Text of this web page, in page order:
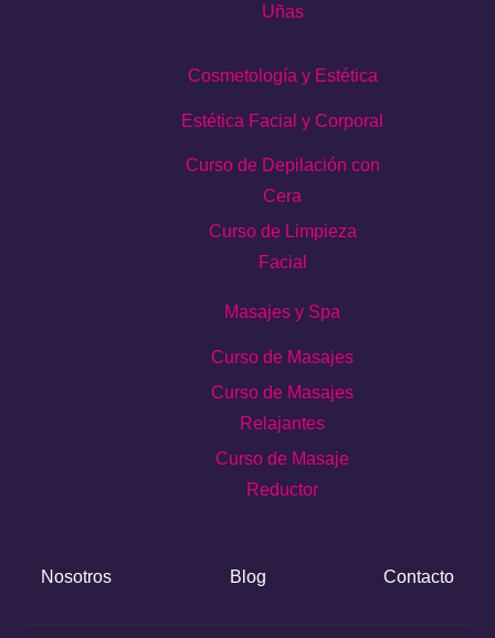
Uñas
Cosmetología y Estética
Estética Facial y Corporal
Curso de Depilación con
Cera
Curso de Limpieza
Facial
Masajes y Spa
Curso de Masajes
Curso de Masajes
Relajantes
Curso de Masaje
Reductor
Nosotros Blog Contacto